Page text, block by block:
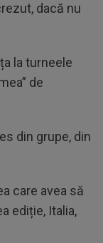
dacă nu
la turneele
de
din grupe, din
care avea să
ediție, Italia,